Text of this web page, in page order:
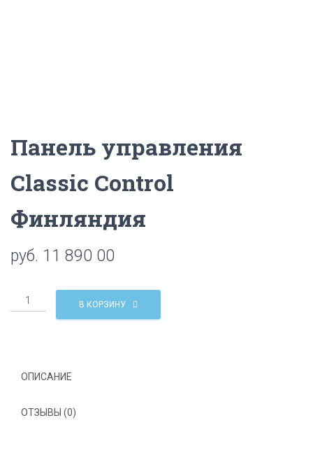
Панель управления
Classic Control
Финляндия
руб. 11 890 00
Количество
Панель
Финляндия
В КОРЗИНУ
ОПИСАНИЕ
ОТЗЫВЫ (0)